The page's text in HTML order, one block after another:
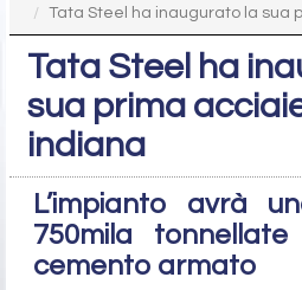
Tata Steel ha inaugurato la sua
Tata Steel ha
sua prima
indiana
L’impianto avrà
750mila
cemento armato